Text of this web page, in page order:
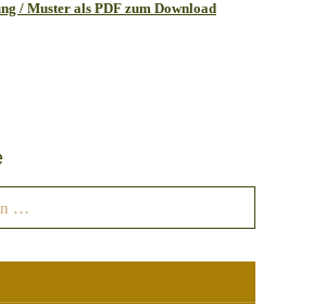
/ Muster als PDF zum Download